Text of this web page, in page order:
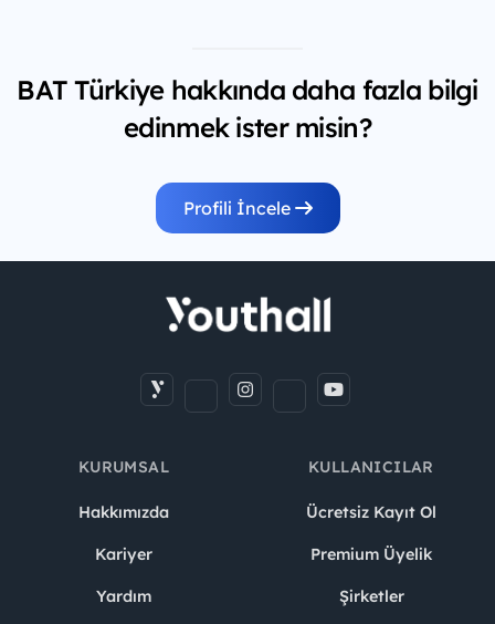
BAT Türkiye hakkında daha fazla bilgi
edinmek ister misin?
Profili İncele
KURUMSAL
Hakkımızda
Kariyer
Yardım
KULLANICILAR
Ücretsiz Kayıt Ol
Premium Üyelik
Şirketler